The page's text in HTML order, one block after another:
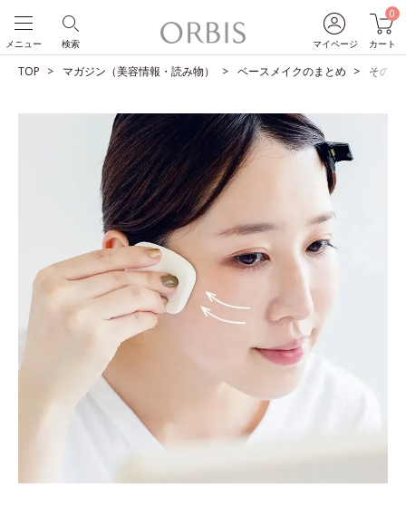
マイページ
0
カート
検索
メニュー
TOP マガジン（美容情報・読み物） ベースメイクのまとめ そのベ